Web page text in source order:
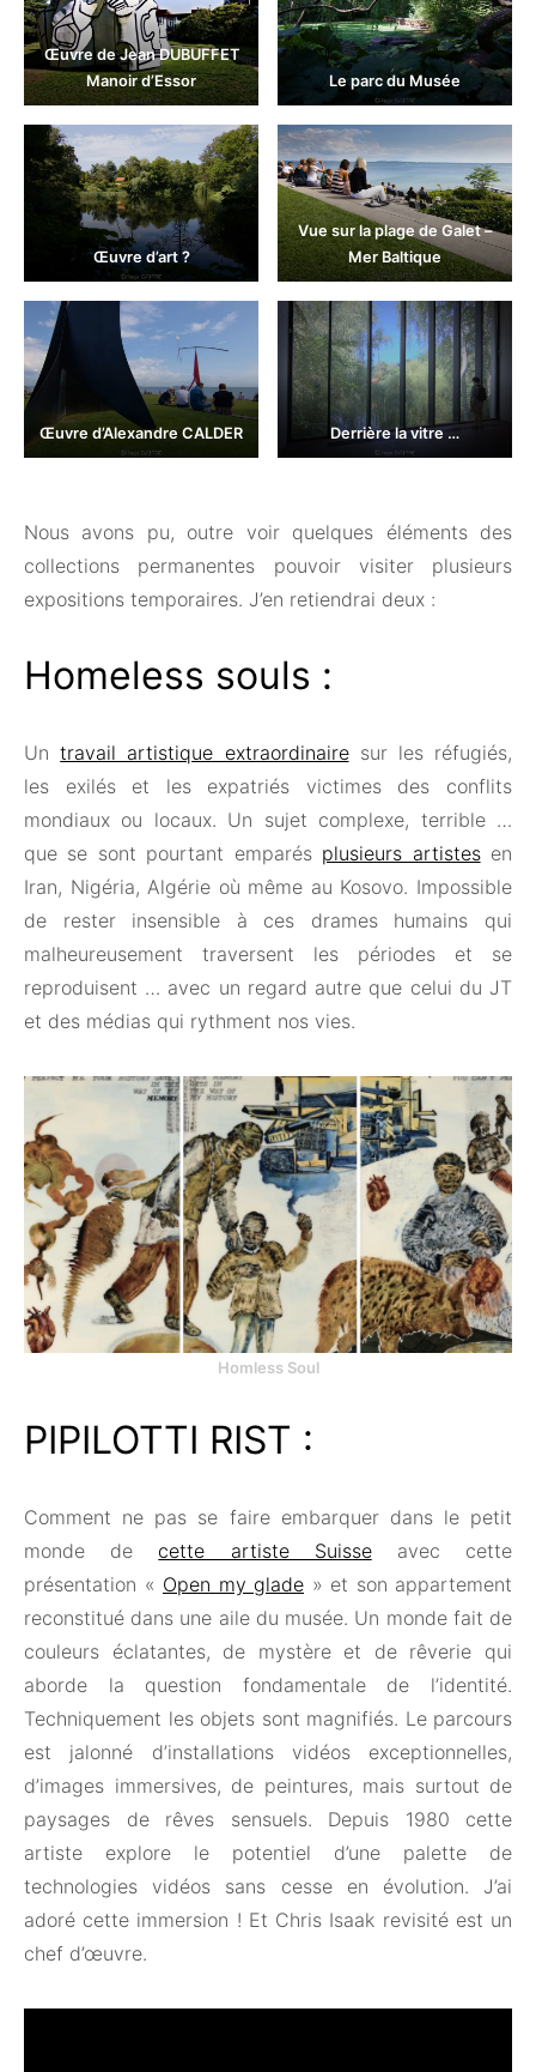
Œuvre de Jean DUBUFFET
Manoir d’Essor
Le parc du Musée
Œuvre d’art ?
Vue sur la plage de Galet –
Mer Baltique
Œuvre d’Alexandre CALDER Derrière la vitre …
Nous avons pu, outre voir quelques éléments des
collections permanentes pouvoir visiter plusieurs
expositions temporaires. J’en retiendrai deux :
Homeless souls :
Untravail artistique extraordinairesur les réfugiés,
les exilés et les expatriés victimes des conflits
mondiaux ou locaux. Un sujet complexe, terrible …
que se sont pourtant emparés plusieurs artistesen
Iran, Nigéria, Algérie où même au Kosovo. Impossible
de rester insensible à ces drames humains qui
malheureusement traversent les périodes et se
reproduisent … avec un regard autre que celui du JT
et des médias qui rythment nos vies.
Homless Soul
PIPILOTTI RIST :
Comment ne pas se faire embarquer dans le petit
monde de cette artiste Suisseavec cette
présentation « Open my glade » et son appartement
reconstitué dans une aile du musée. Un monde fait de
couleurs éclatantes, de mystère et de rêverie qui
aborde la question fondamentale de l’identité.
Techniquement les objets sont magnifiés. Le parcours
est jalonné d’installations vidéos exceptionnelles,
d’images immersives, de peintures, mais surtout de
paysages de rêves sensuels. Depuis 1980 cette
artiste explore le potentiel d’une palette de
technologies vidéos sans cesse en évolution. J’ai
adoré cette immersion ! Et Chris Isaak revisité est un
chef d’œuvre.